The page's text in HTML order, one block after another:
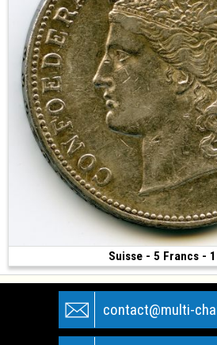
Suisse - 5 Francs -
(1895 • Berne • 24.97 g • 37 mm)
contact@multi-